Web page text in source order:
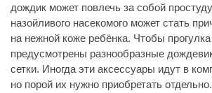
дождик может повлечь за собой
назойливого насекомого может стать
на нежной коже ребёнка. Чтобы
предусмотрены разнообразные
сетки. Иногда эти аксессуары идут в
но порой их нужно приобретать